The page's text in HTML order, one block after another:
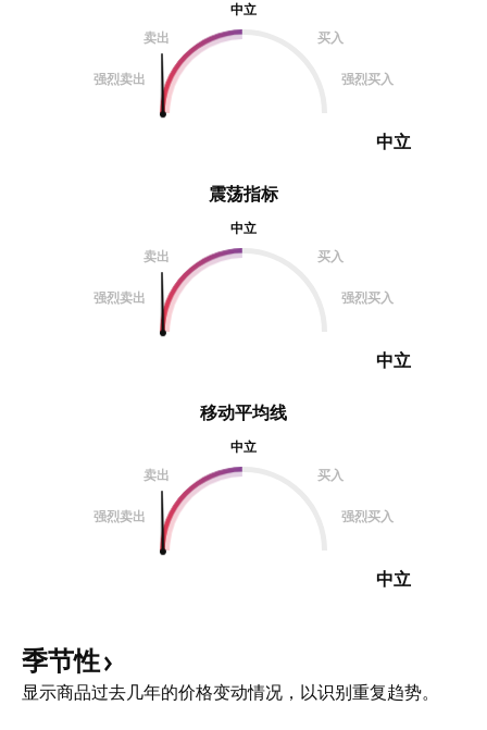
震荡指标
中立
卖出
买入
强烈卖出 强烈买入
中立
中立
卖出
买入
强烈卖出 强烈买入
中立
移动平均线
中立
卖出
买入
强烈卖出 强烈买入
中立
季节性
显示商品过去几年的价格变动情况，以识别重复趋势。